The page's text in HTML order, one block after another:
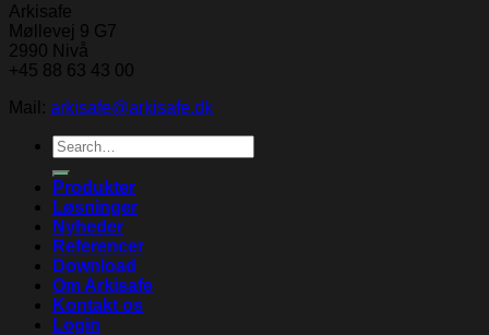
Arkisafe
Møllevej 9 G7
2990 Nivå
+45 88 63 43 00
Mail: arkisafe@arkisafe.dk
Search
for:
Produkter
Løsninger
Nyheder
Referencer
Download
Om Arkisafe
Kontakt os
Login